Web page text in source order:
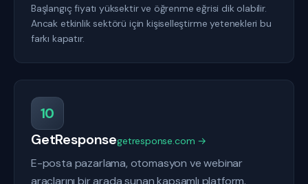
Başlangıç fiyatı yüksektir ve öğrenme eğrisi dik olabilir.
Ancak etkinlik sektörü için kişiselleştirme yetenekleri bu
farkı kapatır.
10
GetResponsegetresponse.com →
E-posta pazarlama, otomasyon ve webinar
araçlarını bir arada sunan kapsamlı platform.